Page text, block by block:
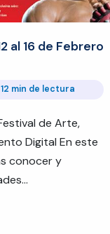
al 16 de Febrero
12 min de lectura
de Arte,
Digital En este
conocer y